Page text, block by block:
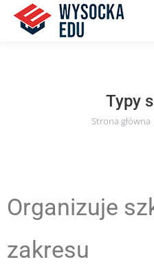
Typy
Jesteś tutaj:
Strona główna
Organizuje
zakresu